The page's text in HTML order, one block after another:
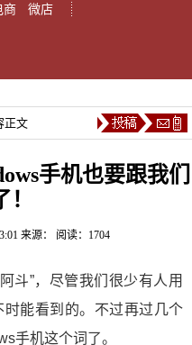
商 微店
正文
手机也要跟我们
来源： 阅读：1704
斗”，尽管我们很少有人用
能看到的。不过再过几个
手机这个词了。